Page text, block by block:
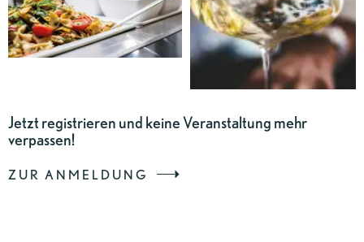
Jetzt registrieren und keine Veranstaltung mehr
verpassen!
ZUR ANMELDUNG